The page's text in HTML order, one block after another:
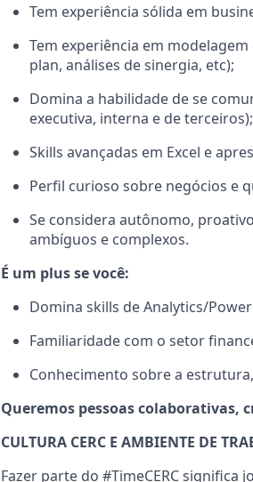
Tem experiência sólida em
Tem experiência em
plan, análises de sinergia, etc);
Domina a habilidade de se
executiva, interna e de terceiros);
Skills avançadas em Excel e
Perfil curioso sobre negócios e
Se considera autônomo,
ambíguos e complexos.
É um plus se você:
Domina skills de Analytics/
Familiaridade com o setor
Conhecimento sobre a
Queremos pessoas colaborativas,
CULTURA CERC E AMBIENTE DE
Fazer parte do #TimeCERC